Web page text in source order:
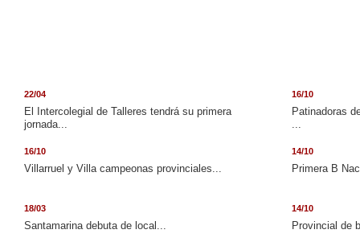
22/04
El Intercolegial de Talleres tendrá su primera
jornada...
16/10
Patinadoras
...
16/10
Villarruel y Villa campeonas provinciales...
14/10
Primera B
18/03
Santamarina debuta de local...
14/10
Provincial de